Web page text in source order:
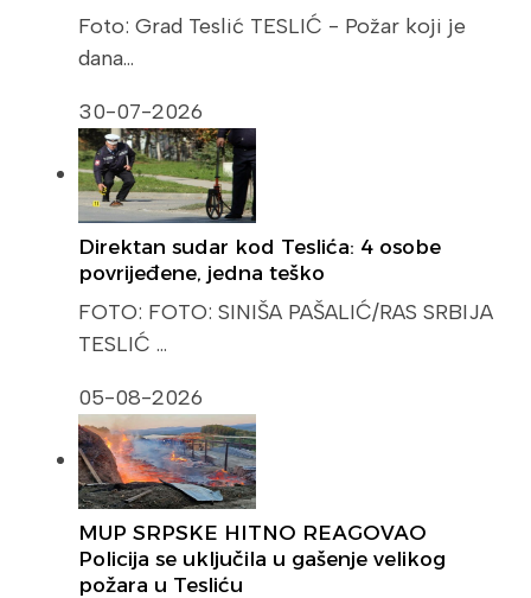
Foto: Grad Teslić TESLIĆ - Požar koji je
dana…
30-07-2026
Direktan sudar kod Teslića: 4 osobe
povrijeđene, jedna teško
FOTO: FOTO: SINIŠA PAŠALIĆ/RAS SRBIJA
TESLIĆ …
05-08-2026
MUP SRPSKE HITNO REAGOVAO
Policija se uključila u gašenje velikog
požara u Tesliću